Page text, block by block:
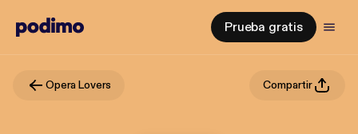
Prueba gratis
Opera Lovers Compartir